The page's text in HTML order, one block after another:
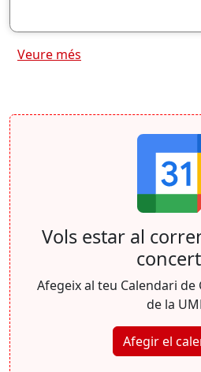
Veure més
Vols estar al
Afegeix al teu Calendari
de la
Afegir el